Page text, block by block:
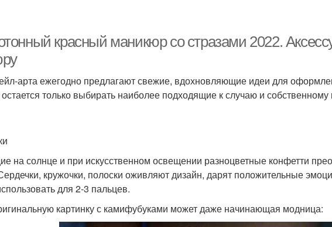
красный маникюр со стразами 2022.
арта ежегодно предлагают свежие, вдохновляющие идеи для
только выбирать наиболее подходящие к случаю и
на солнце и при искусственном освещении разноцветные конфетти
кружочки, полоски оживляют дизайн, дарят положительные
для 2-3 пальцев.
картинку с камифубуками может даже начинающая модница: